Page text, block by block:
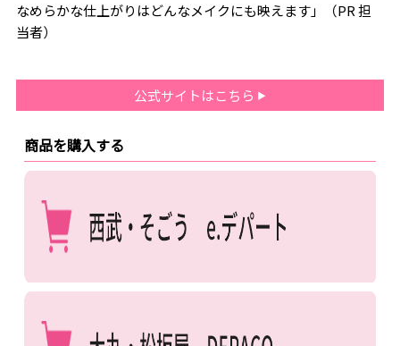
なめらかな仕上がりはどんなメイクにも映えます」（PR 担
当者）
公式サイトはこちら
商品を購入する